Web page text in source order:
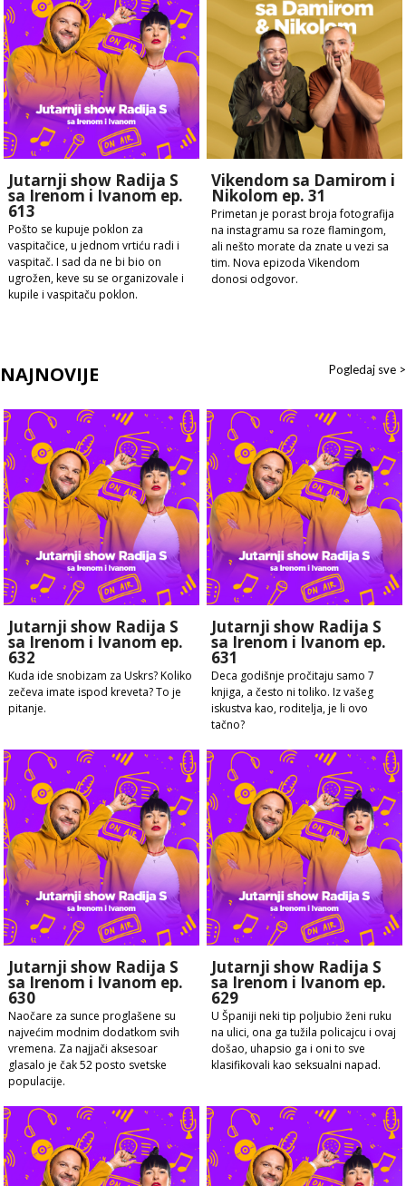
Jutarnji show Radija S
sa Irenom i Ivanom ep.
613
Pošto se kupuje poklon za
vaspitačice, u jednom vrtiću radi i
vaspitač. I sad da ne bi bio on
ugrožen, keve su se organizovale i
kupile i vaspitaču poklon.
Vikendom sa Damirom i
Nikolom ep. 31
Primetan je porast broja fotografija
na instagramu sa roze flamingom,
ali nešto morate da znate u vezi sa
tim. Nova epizoda Vikendom
donosi odgovor.
NAJNOVIJE Pogledaj sve >
Jutarnji show Radija S
sa Irenom i Ivanom ep.
632
Kuda ide snobizam za Uskrs? Koliko
zečeva imate ispod kreveta? To je
pitanje.
Jutarnji show Radija S
sa Irenom i Ivanom ep.
631
Deca godišnje pročitaju samo 7
knjiga, a često ni toliko. Iz vašeg
iskustva kao, roditelja, je li ovo
tačno?
Jutarnji show Radija S
sa Irenom i Ivanom ep.
630
Naočare za sunce proglašene su
najvećim modnim dodatkom svih
vremena. Za najjači aksesoar
glasalo je čak 52 posto svetske
populacije.
Jutarnji show Radija S
sa Irenom i Ivanom ep.
629
U Španiji neki tip poljubio ženi ruku
na ulici, ona ga tužila policajcu i ovaj
došao, uhapsio ga i oni to sve
klasifikovali kao seksualni napad.